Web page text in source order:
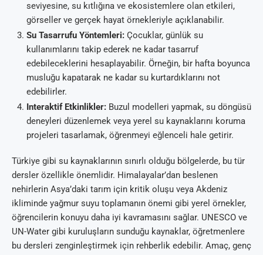
seviyesine, su kıtlığına ve ekosistemlere olan etkileri,
görseller ve gerçek hayat örnekleriyle açıklanabilir.
Su Tasarrufu Yöntemleri: Çocuklar, günlük su
kullanımlarını takip ederek ne kadar tasarruf
edebileceklerini hesaplayabilir. Örneğin, bir hafta boyunca
musluğu kapatarak ne kadar su kurtardıklarını not
edebilirler.
Interaktif Etkinlikler: Buzul modelleri yapmak, su döngüsü
deneyleri düzenlemek veya yerel su kaynaklarını koruma
projeleri tasarlamak, öğrenmeyi eğlenceli hale getirir.
Türkiye gibi su kaynaklarının sınırlı olduğu bölgelerde, bu tür
dersler özellikle önemlidir. Himalayalar’dan beslenen
nehirlerin Asya’daki tarım için kritik oluşu veya Akdeniz
ikliminde yağmur suyu toplamanın önemi gibi yerel örnekler,
öğrencilerin konuyu daha iyi kavramasını sağlar. UNESCO ve
UN-Water gibi kuruluşların sunduğu kaynaklar, öğretmenlere
bu dersleri zenginleştirmek için rehberlik edebilir. Amaç, genç